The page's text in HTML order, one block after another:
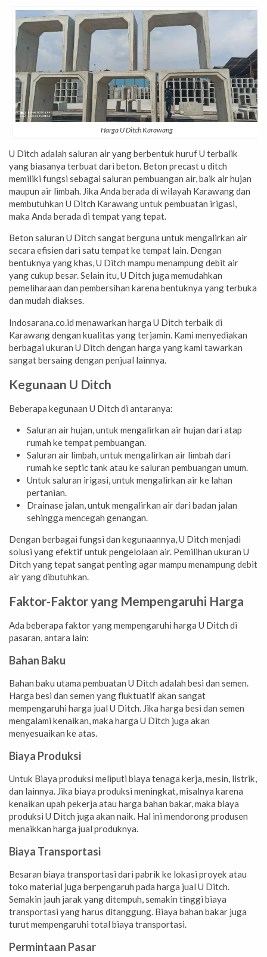
Harga U Ditch Karawang
U Ditch adalah saluran air yang berbentuk huruf U terbalik
yang biasanya terbuat dari beton. Beton precast u ditch
memiliki fungsi sebagai saluran pembuangan air, baik air hujan
maupun air limbah. Jika Anda berada di wilayah Karawang dan
membutuhkan U Ditch Karawang untuk pembuatan irigasi,
maka Anda berada di tempat yang tepat.
Beton saluran U Ditch sangat berguna untuk mengalirkan air
secara efisien dari satu tempat ke tempat lain. Dengan
bentuknya yang khas, U Ditch mampu menampung debit air
yang cukup besar. Selain itu, U Ditch juga memudahkan
pemeliharaan dan pembersihan karena bentuknya yang terbuka
dan mudah diakses.
Indosarana.co.id menawarkan harga U Ditch terbaik di
Karawang dengan kualitas yang terjamin. Kami menyediakan
berbagai ukuran U Ditch dengan harga yang kami tawarkan
sangat bersaing dengan penjual lainnya.
Kegunaan U Ditch
Beberapa kegunaan U Ditch di antaranya:
Saluran air hujan, untuk mengalirkan air hujan dari atap
rumah ke tempat pembuangan.
Saluran air limbah, untuk mengalirkan air limbah dari
rumah ke septic tank atau ke saluran pembuangan umum.
Untuk saluran irigasi, untuk mengalirkan air ke lahan
pertanian.
Drainase jalan, untuk mengalirkan air dari badan jalan
sehingga mencegah genangan.
Dengan berbagai fungsi dan kegunaannya, U Ditch menjadi
solusi yang efektif untuk pengelolaan air. Pemilihan ukuran U
Ditch yang tepat sangat penting agar mampu menampung debit
air yang dibutuhkan.
Faktor-Faktor yang Mempengaruhi Harga
Ada beberapa faktor yang mempengaruhi harga U Ditch di
pasaran, antara lain:
Bahan Baku
Bahan baku utama pembuatan U Ditch adalah besi dan semen.
Harga besi dan semen yang fluktuatif akan sangat
mempengaruhi harga jual U Ditch. Jika harga besi dan semen
mengalami kenaikan, maka harga U Ditch juga akan
menyesuaikan ke atas.
Biaya Produksi
Untuk Biaya produksi meliputi biaya tenaga kerja, mesin, listrik,
dan lainnya. Jika biaya produksi meningkat, misalnya karena
kenaikan upah pekerja atau harga bahan bakar, maka biaya
produksi U Ditch juga akan naik. Hal ini mendorong produsen
menaikkan harga jual produknya.
Biaya Transportasi
Besaran biaya transportasi dari pabrik ke lokasi proyek atau
toko material juga berpengaruh pada harga jual U Ditch.
Semakin jauh jarak yang ditempuh, semakin tinggi biaya
transportasi yang harus ditanggung. Biaya bahan bakar juga
turut mempengaruhi total biaya transportasi.
Permintaan Pasar